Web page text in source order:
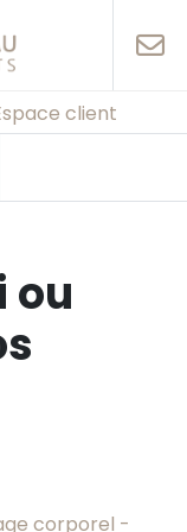
client
ou
corporel -